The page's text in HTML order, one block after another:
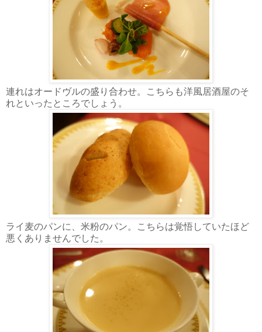
連れはオードヴルの盛り合わせ。こちらも洋風居酒屋のそ
れといったところでしょう。
ライ麦のパンに、米粉のパン。こちらは覚悟していたほど
悪くありませんでした。